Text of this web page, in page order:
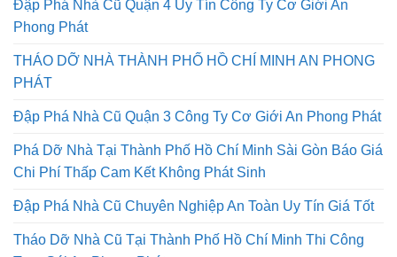
Đập Phá Nhà Cũ Quận 4 Uy Tín Công Ty Cơ Giới An
Phong Phát
THÁO DỠ NHÀ THÀNH PHỐ HỒ CHÍ MINH AN PHONG
PHÁT
Đập Phá Nhà Cũ Quận 3 Công Ty Cơ Giới An Phong Phát
Phá Dỡ Nhà Tại Thành Phố Hồ Chí Minh Sài Gòn Báo Giá
Chi Phí Thấp Cam Kết Không Phát Sinh
Đập Phá Nhà Cũ Chuyên Nghiệp An Toàn Uy Tín Giá Tốt
Tháo Dỡ Nhà Cũ Tại Thành Phố Hồ Chí Minh Thi Công